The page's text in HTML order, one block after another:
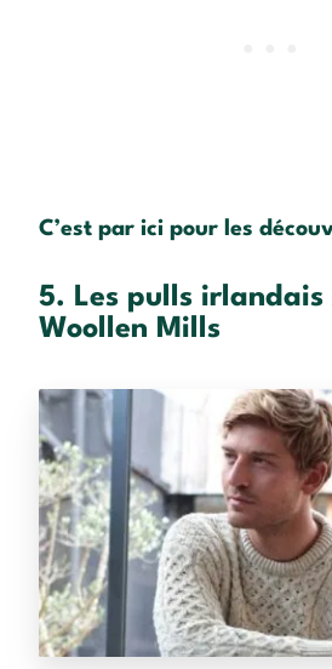
C’est par ici pour les
5. Les pulls irlandais
Woollen Mills